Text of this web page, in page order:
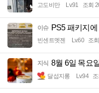
고도비만 Lv.91 조회
이슈 PS5 패키지
빈센트멧젠 Lv.60 조
지식 8월 6일 목요
달섭지롱 Lv.94